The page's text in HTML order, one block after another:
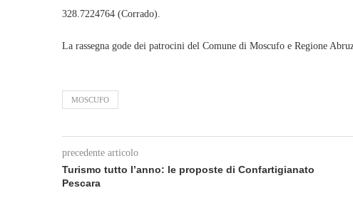
328.7224764 (Corrado).
La rassegna gode dei patrocini del Comune di Moscufo e Regione
MOSCUFO
precedente articolo
Turismo tutto l’anno: le proposte di Confartigianato
Pescara